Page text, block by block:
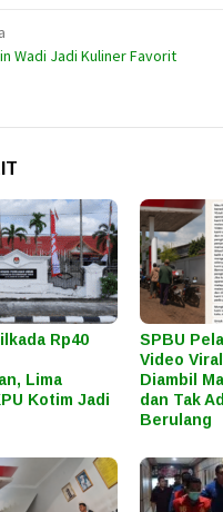
Wadi Jadi Kuliner Favorit
Rp40
Lima
Kotim Jadi
SPBU
Video
Diambil
dan Tak
Berulang